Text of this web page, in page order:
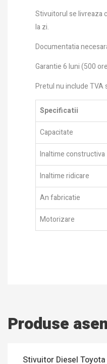
Stivuitorul se livreaza
la zi.
Documentatia
Garantie 6 luni (500
Pretul nu include TVA
Specificatii
Capacitate
Inaltime constructiva
Inaltime ridicare
An fabricatie
Motorizare
Produse
Stivuitor Diesel